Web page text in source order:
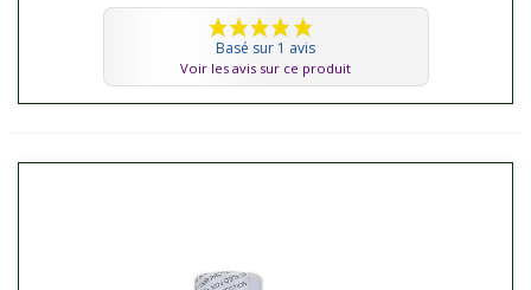
Basé sur 1 avis
Voir les avis sur ce produit